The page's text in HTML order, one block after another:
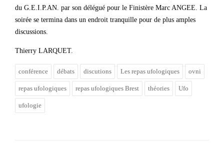
du G.E.I.P.AN. par son délégué pour le Finistère Marc ANGEE. La
soirée se termina dans un endroit tranquille pour de plus amples
discussions.
Thierry LARQUET.
conférence débats discutions Les repas ufologiques ovni
repas ufologiques repas ufologiques Brest théories Ufo
ufologie